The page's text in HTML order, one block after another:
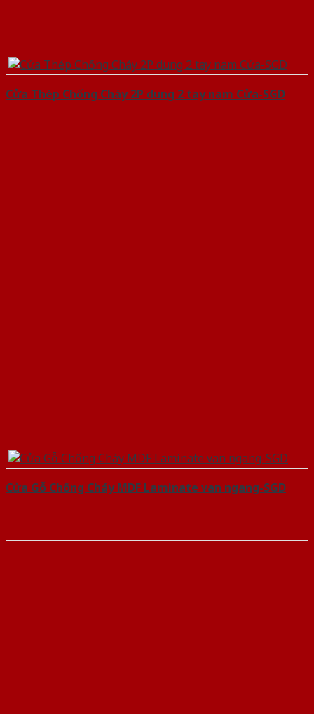
Cửa Thép Chống Cháy 2P dung 2 tay nam Cửa-SGD
Cửa Gỗ Chống Cháy MDF Laminate van ngang-SGD